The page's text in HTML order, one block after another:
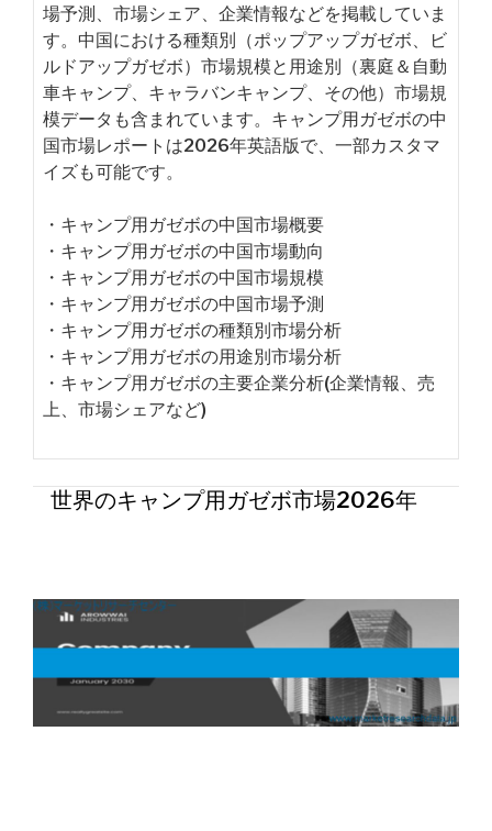
場予測、市場シェア、企業情報などを掲載していま
す。中国における種類別（ポップアップガゼボ、ビ
ルドアップガゼボ）市場規模と用途別（裏庭＆自動
車キャンプ、キャラバンキャンプ、その他）市場規
模データも含まれています。キャンプ用ガゼボの中
国市場レポートは2026年英語版で、一部カスタマ
イズも可能です。
・キャンプ用ガゼボの中国市場概要
・キャンプ用ガゼボの中国市場動向
・キャンプ用ガゼボの中国市場規模
・キャンプ用ガゼボの中国市場予測
・キャンプ用ガゼボの種類別市場分析
・キャンプ用ガゼボの用途別市場分析
・キャンプ用ガゼボの主要企業分析(企業情報、売
上、市場シェアなど)
世界のキャンプ用ガゼボ市場2026年